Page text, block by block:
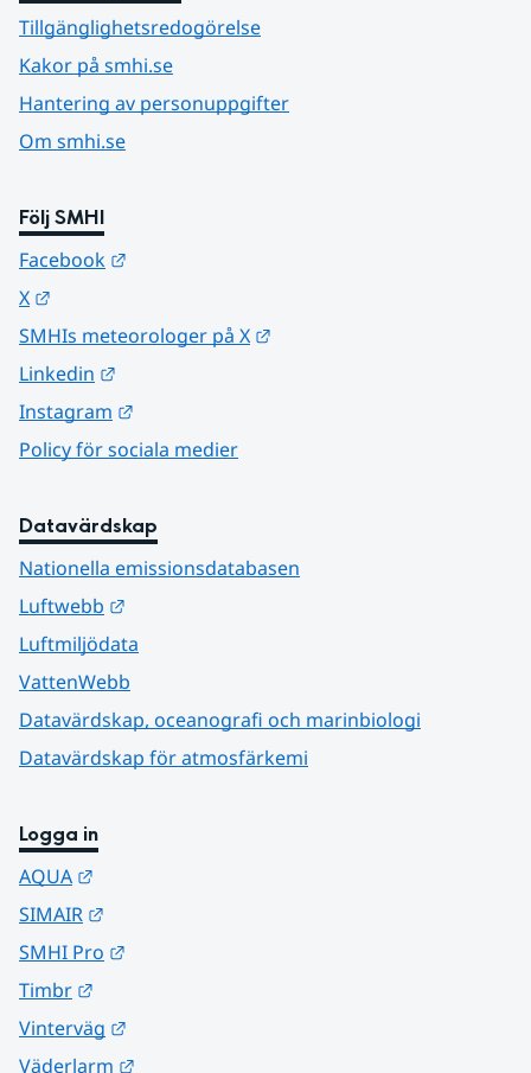
Tillgänglighetsredogörelse
Kakor på smhi.se
Hantering av personuppgifter
Om smhi.se
Följ SMHI
Facebook
X
SMHIs meteorologer på X
Linkedin
Instagram
Policy för sociala medier
Datavärdskap
Nationella emissionsdatabasen
Luftwebb
Luftmiljödata
VattenWebb
Datavärdskap, oceanografi och marinbiologi
Datavärdskap för atmosfärkemi
Logga in
AQUA
SIMAIR
SMHI Pro
Timbr
Vinterväg
Väderlarm